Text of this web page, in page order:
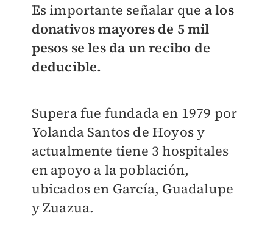
Es importante señalar que a los
donativos mayores de 5 mil
pesos se les da un recibo de
deducible.
Supera fue fundada en 1979 por
Yolanda Santos de Hoyos y
actualmente tiene 3 hospitales
en apoyo a la población,
ubicados en García, Guadalupe
y Zuazua.